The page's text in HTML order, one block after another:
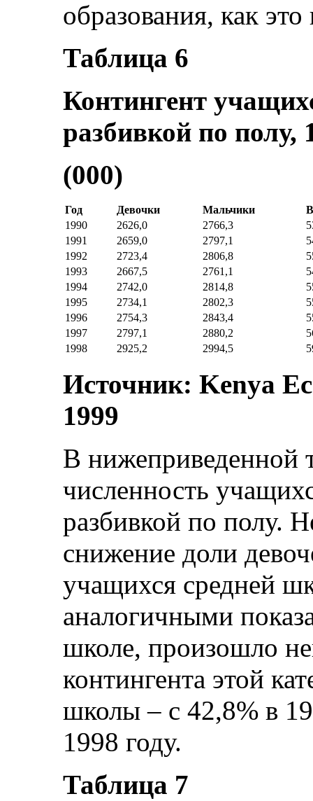
образования, как
Таблица 6
Контингент
разбивкой по полу,
(000)
Год Девочки Мальчики
1990
2626,0 2766,3
1991
2659,0 2797,1
1992
2723,4 2806,8
1993
2667,5 2761,1
1994
2742,0 2814,8
1995
2734,1 2802,3
1996
2754,3 2843,4
1997
2797,1 2880,2
1998
2925,2 2994,5
Источник: Kenya
1999
В нижеприведенной
численность
разбивкой по полу.
снижение доли
учащихся средней
аналогичными
школе, произошло
контингента этой
школы – с 42,8% в
1998 году.
Таблица 7